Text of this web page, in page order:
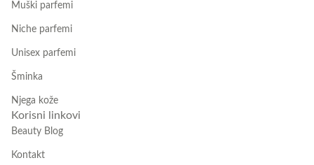
Muški parfemi
Niche parfemi
Unisex parfemi
Šminka
Njega kože
Korisni linkovi
Beauty Blog
Kontakt